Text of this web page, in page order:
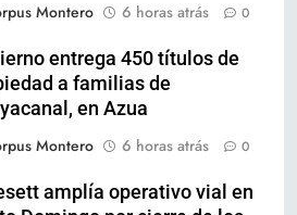
Montero
6 horas atrás 0
entrega 450 títulos de
a familias de
en Azua
Montero
6 horas atrás 0
amplía operativo vial en